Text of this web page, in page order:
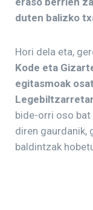
duten balizko
Hori dela eta,
Kode eta
egitasmoak
bide-orri oso
diren gaurdanik,
baldintzak